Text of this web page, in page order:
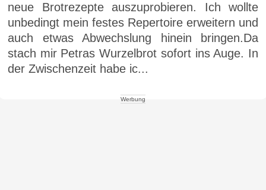
neue Brotrezepte auszuprobieren. Ich wollte
unbedingt mein festes Repertoire erweitern und
auch etwas Abwechslung hinein bringen.Da
stach mir Petras Wurzelbrot sofort ins Auge. In
der Zwischenzeit habe ic...
Werbung